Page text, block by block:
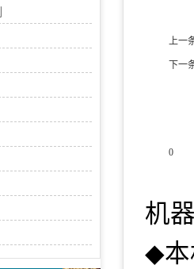
上一
下一
0
机
◆